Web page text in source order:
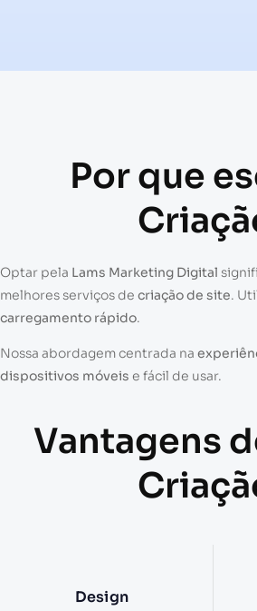
Por que
Optar pela Lams Marketing Digital
melhores serviços de criação de site.
carregamento rápido.
Nossa abordagem centrada na
dispositivos móveis e fácil de usar.
Vantagens
Design